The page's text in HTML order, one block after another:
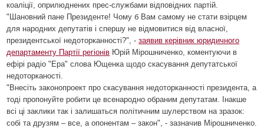
коаліції, оприлюднених прес-службами відповідних партій.
"Шановний пане Президенте! Чому б Вам самому не стати взірцем
для народних депутатів і спершу не відмовитися від власної,
президентської недоторканності?", -заявив керівник юридичного
департаменту Партії регіонів Юрій Мірошниченко, коментуючи в
ефірі радіо "Ера" слова Ющенка щодо скасування депутатської
недоторканості.
"Внесіть законопроект про скасування недоторканності президента, а
тоді пропонуйте робити це всенародно обраним депутатам. Інакше
всі ці заклики так і залишаться політичним шулерством на зразок:
собі та друзям – все, а опонентам – закон", - зазначив Мірошниченко.